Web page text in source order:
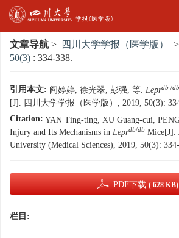
文章导航 > 四川大学学报（医学版） >
50(3) : 334-338.
引用本文: 阎婷婷, 徐光翠, 彭强, 等. Leprdb /db
[J]. 四川大学学报（医学版）, 2019, 50(3):
Citation: YAN Ting-ting, XU Guang-cui,
Injury and Its Mechanisms in Leprdb/db Mice[J].
University (Medical Sciences), 2019, 50(3):
PDF下载 ( 628 KB)
栏目: